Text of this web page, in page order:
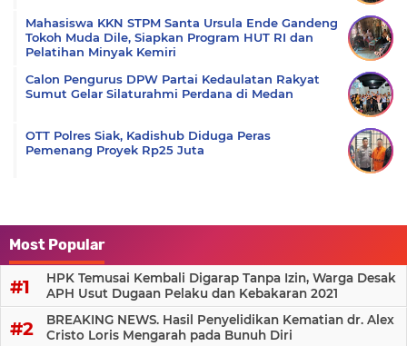
Mahasiswa KKN STPM Santa Ursula Ende Gandeng
Tokoh Muda Dile, Siapkan Program HUT RI dan
Pelatihan Minyak Kemiri
Calon Pengurus DPW Partai Kedaulatan Rakyat
Sumut Gelar Silaturahmi Perdana di Medan
OTT Polres Siak, Kadishub Diduga Peras
Pemenang Proyek Rp25 Juta
Most Popular
HPK Temusai Kembali Digarap Tanpa Izin, Warga Desak
APH Usut Dugaan Pelaku dan Kebakaran 2021
BREAKING NEWS. Hasil Penyelidikan Kematian dr. Alex
Cristo Loris Mengarah pada Bunuh Diri